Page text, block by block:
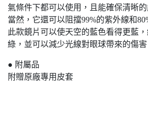
氣條件下都可以使用，且能確保清晰的
當然，它還可以阻擋99%的紫外線和
此款鏡片可以使天空的藍色看得更藍
綠，並可以減少光線對眼球帶來的傷害
● 附屬品
附贈原廠專用皮套